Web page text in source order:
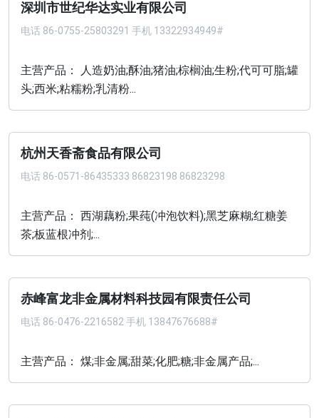
深圳市世纪华达实业有限公司
电话 86-0755-25803291 手机 13322934949#
主营产品： 人造奶油;酥油;猪油;棕榈油;生粉;代可可脂;罐
头;西米;粘糯粉;乳清粉...
杭州天香斋食品有限公司
电话 86-0571-86435333 86823198 86823298
主营产品： 西湖藕粉;果莼(冲泡饮料);黑芝麻糊;红糖姜
茶;板蓝根冲剂;...
赤峰富龙非金属材料科技园有限责任公司
电话 86-0476-2216582 手机 13847676688#
主营产品： 煤;非金属;甜菜;化肥;糖;非金属产品;...